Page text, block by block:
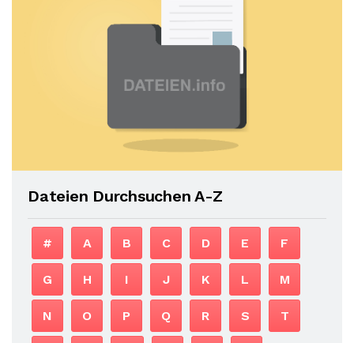
Dateien Durchsuchen A-Z
# A B C D E F
G H I J K L M
N O P Q R S T